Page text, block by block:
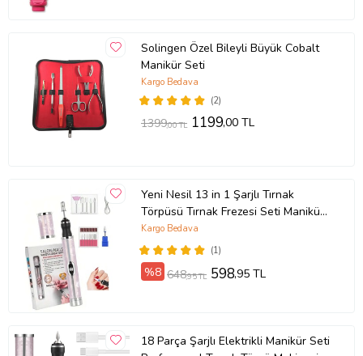
Solingen Özel Bileyli Büyük Cobalt
Manikür Seti
(2)
Kargo Bedava
1399,00 TL 1199,00 TL
Yeni Nesil 13 in 1 Şarjlı Tırnak
Törpüsü Tırnak Frezesi Seti Manikür
ve Pedikür Cihazı
(1)
Kargo Bedava
%8 648,95 TL 598,95 TL
18 Parça Şarjlı Elektrikli Manikür Seti